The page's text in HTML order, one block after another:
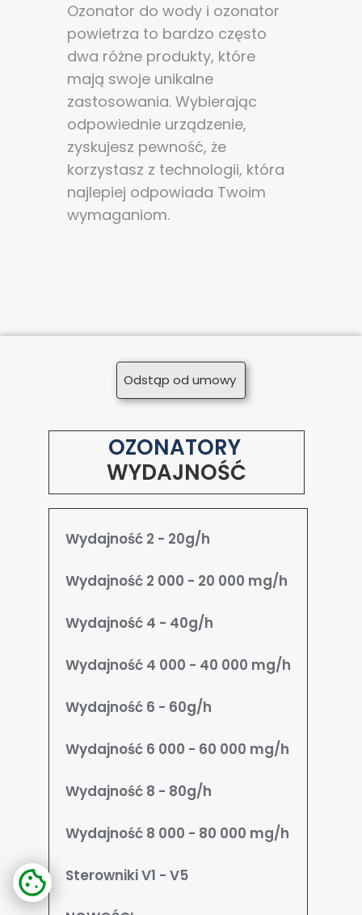
Ozonator do wody i ozonator
powietrza to bardzo często
dwa różne produkty, które
mają swoje unikalne
zastosowania. Wybierając
odpowiednie urządzenie,
zyskujesz pewność, że
korzystasz z technologii, która
najlepiej odpowiada Twoim
wymaganiom.
Odstąp od umowy
OZONATORY
WYDAJNOŚĆ
Wydajność 2 - 20g/h
Wydajność 2 000 - 20 000 mg/h
Wydajność 4 - 40g/h
Wydajność 4 000 - 40 000 mg/h
Wydajność 6 - 60g/h
Wydajność 6 000 - 60 000 mg/h
Wydajność 8 - 80g/h
Wydajność 8 000 - 80 000 mg/h
Sterowniki V1 - V5